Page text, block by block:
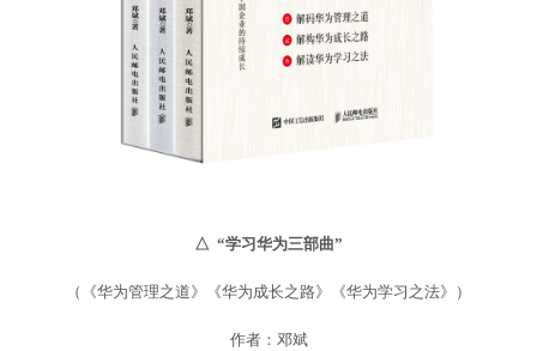
△ “学习华为三部曲”
（《华为管理之道》《华为成长之路》《华为学习之法》）
作者：邓斌